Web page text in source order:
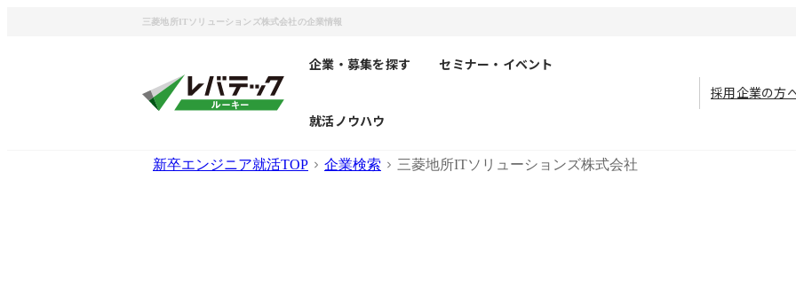
三菱地所ITソリューションズ株式会社の企業情報
企業・募集を探す セミナー・イベント
就活ノウハウ
採用企業の方
新卒エンジニア就活TOP 企業検索 三菱地所ITソリューションズ株式会社